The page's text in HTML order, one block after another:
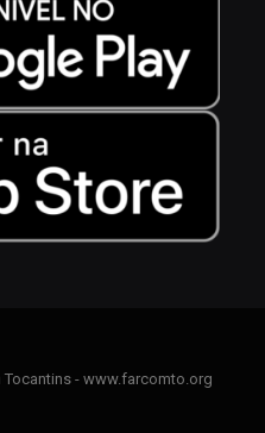
- www.farcomto.org